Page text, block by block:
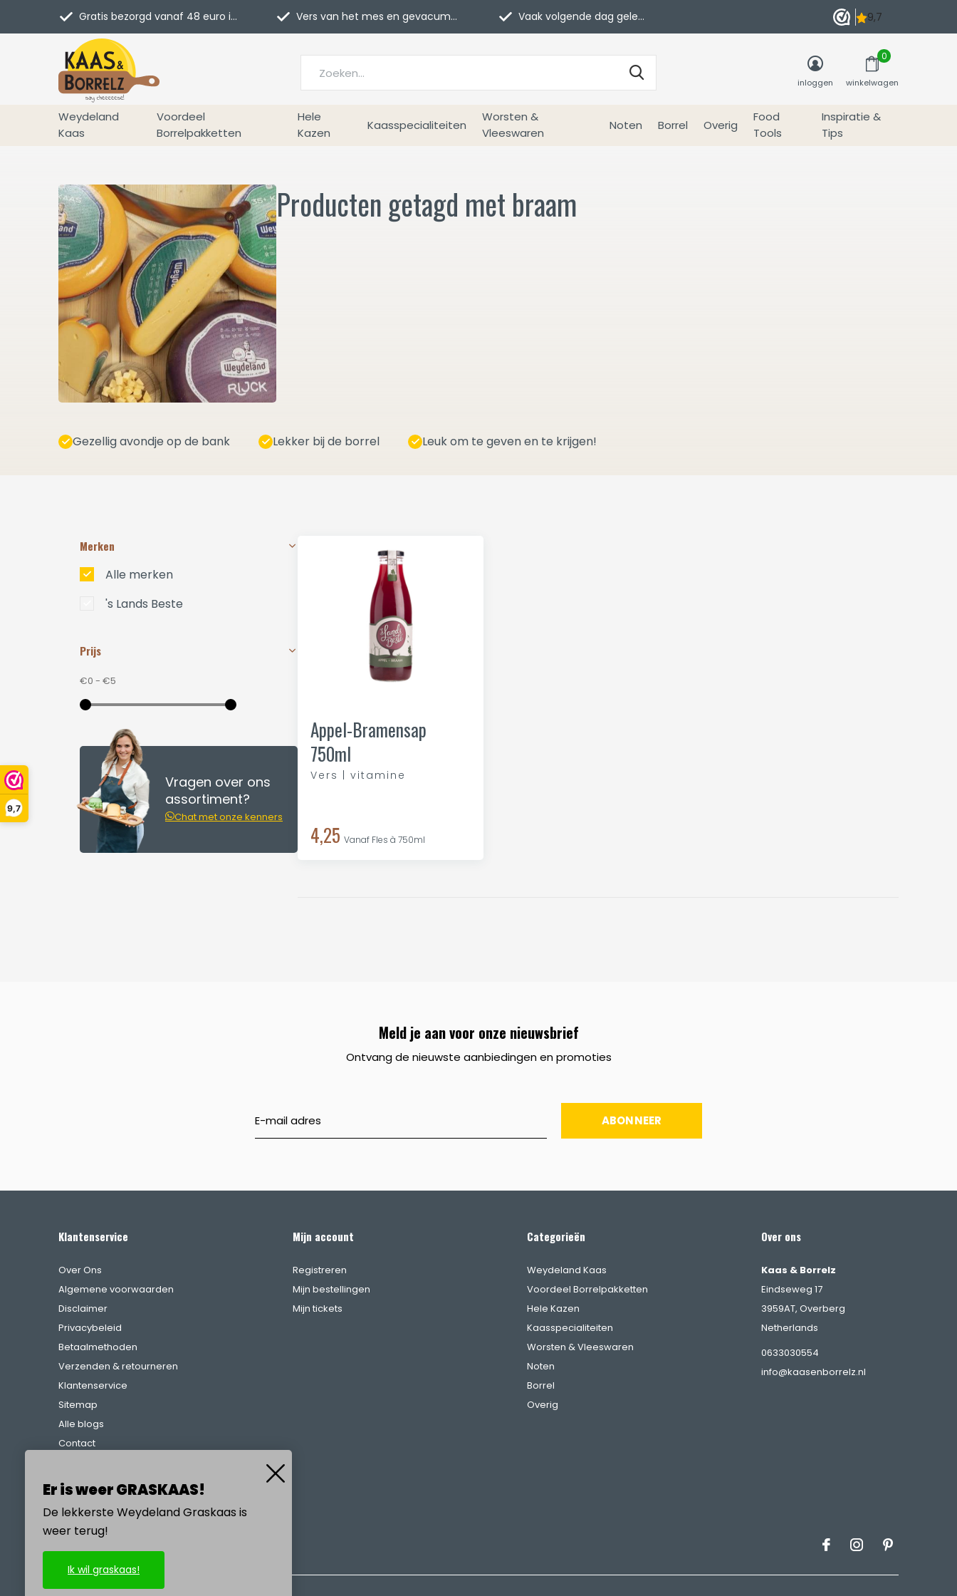
9,7
Weydeland
Kaas
Voordeel
Borrelpakketten
Hele
Kazen
Kaasspecialiteiten
Worsten &
Vleeswaren
Noten Borrel Overig
Food
Tools
Inspiratie &
Tips
inloggen winkelwagen
0
Gratis bezorgd vanaf 48 euro in NL Vers van het mes en gevacumeerd Vaak volgende dag geleverd
Producten getagd met braam
Gezellig avondje op de bank Lekker bij de borrel Leuk om te geven en te krijgen!
Appel-Bramensap
750ml
Vers | vitamine
4,25 Vanaf Fles à 750ml
Merken
Alle merken
's Lands Beste
Prijs
€0 - €5
Vragen over ons
assortiment?
Chat met onze kenners
Meld je aan voor onze nieuwsbrief
Ontvang de nieuwste aanbiedingen en promoties
ABONNEER
Klantenservice
Over Ons
Algemene voorwaarden
Disclaimer
Privacybeleid
Betaalmethoden
Verzenden & retourneren
Klantenservice
Sitemap
Alle blogs
Contact
Referenties
Mijn account
Registreren
Mijn bestellingen
Mijn tickets
Categorieën
Weydeland Kaas
Voordeel Borrelpakketten
Hele Kazen
Kaasspecialiteiten
Worsten & Vleeswaren
Noten
Borrel
Overig
Over ons
Kaas & Borrelz
Eindseweg 17
3959AT, Overberg
Netherlands
0633030554
info@kaasenborrelz.nl
Er is weer GRASKAAS!
De lekkerste Weydeland Graskaas is
weer terug!
Ik wil graskaas!